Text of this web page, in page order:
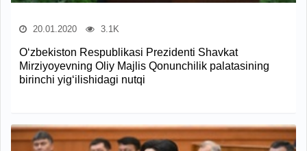
20.01.2020 3.1K
O‘zbekiston Respublikasi Prezidenti Shavkat
Mirziyoyevning Oliy Majlis Qonunchilik palatasining
birinchi yig‘ilishidagi nutqi